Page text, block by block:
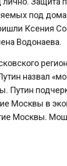
под
Ксения
Водонаева.
назвал
Путин
Москвы в
Москвы.